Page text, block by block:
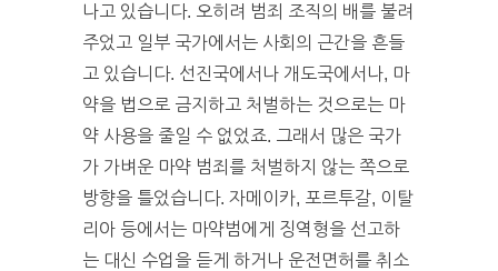
나고 있습니다. 오히려 범죄 조직의 배를 불려
주었고 일부 국가에서는 사회의 근간을 흔들
고 있습니다. 선진국에서나 개도국에서나, 마
약을 법으로 금지하고 처벌하는 것으로는 마
약 사용을 줄일 수 없었죠. 그래서 많은 국가
가 가벼운 마약 범죄를 처벌하지 않는 쪽으로
방향을 틀었습니다. 자메이카, 포르투갈, 이탈
리아 등에서는 마약범에게 징역형을 선고하
는 대신 수업을 듣게 하거나 운전면허를 취소